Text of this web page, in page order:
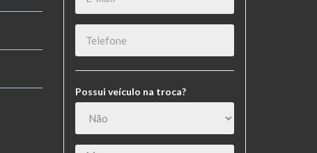
Possui veículo na troca?